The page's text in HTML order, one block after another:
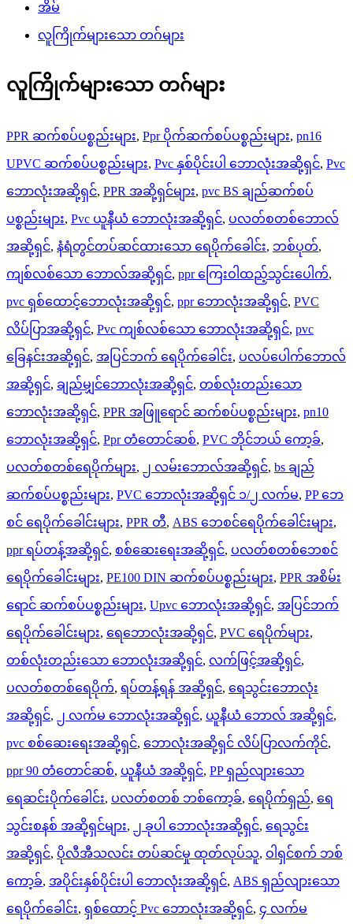
အိမ်
လူကြိုက်များသော တဂ်များ
လူကြိုက်များသော တဂ်များ
PPR ဆက်စပ်ပစ္စည်းများ, Ppr ပိုက်ဆက်စပ်ပစ္စည်းများ, pn16
UPVC ဆက်စပ်ပစ္စည်းများ, Pvc နှစ်ပိုင်းပါ ဘောလုံးအဆို့ရှင်, Pvc
ဘောလုံးအဆို့ရှင်, PPR အဆို့ရှင်များ, pvc BS ချည်ဆက်စပ်
ပစ္စည်းများ, Pvc ယူနီယံ ဘောလုံးအဆို့ရှင်, ပလတ်စတစ်ဘောလ်
အဆို့ရှင်, နံရံတွင်တပ်ဆင်ထားသော ရေပိုက်ခေါင်း, ဘစ်ပုတ်,
ကျစ်လစ်သော ဘောလ်အဆို့ရှင်, ppr ကြေးဝါထည့်သွင်းပေါက်,
pvc ရှစ်ထောင့်ဘောလုံးအဆို့ရှင်, ppr ဘောလုံးအဆို့ရှင်, PVC
လိပ်ပြာအဆို့ရှင်, Pvc ကျစ်လစ်သော ဘောလုံးအဆို့ရှင်, pvc
ခြေနင်းအဆို့ရှင်, အပြင်ဘက် ရေပိုက်ခေါင်း, ပလပ်ပေါက်ဘောလ်
အဆို့ရှင်, ချည်မျှင်ဘောလုံးအဆို့ရှင်, တစ်လုံးတည်းသော
ဘောလုံးအဆို့ရှင်, PPR အဖြူရောင် ဆက်စပ်ပစ္စည်းများ, pn10
ဘောလုံးအဆို့ရှင်, Ppr တံတောင်ဆစ်, PVC ဘိုင်ဘယ် ကော့ခ်,
ပလတ်စတစ်ရေပိုက်များ, ၂ လမ်းဘောလ်အဆို့ရှင်, bs ချည်
ဆက်စပ်ပစ္စည်းများ, PVC ဘောလုံးအဆို့ရှင် ၁/၂ လက်မ, PP ဘေ
စင် ရေပိုက်ခေါင်းများ, PPR တီ, ABS ဘေစင်ရေပိုက်ခေါင်းများ,
ppr ရပ်တန့်အဆို့ရှင်, စစ်ဆေးရေးအဆို့ရှင်, ပလတ်စတစ်ဘေစင်
ရေပိုက်ခေါင်းများ, PE100 DIN ဆက်စပ်ပစ္စည်းများ, PPR အစိမ်း
ရောင် ဆက်စပ်ပစ္စည်းများ, Upvc ဘောလုံးအဆို့ရှင်, အပြင်ဘက်
ရေပိုက်ခေါင်းများ, ရေဘောလုံးအဆို့ရှင်, PVC ရေပိုက်များ,
တစ်လုံးတည်းသော ဘောလုံးအဆို့ရှင်, လက်ဖြင့်အဆို့ရှင်,
ပလတ်စတစ်ရေပိုက်, ရပ်တန့်ရန် အဆို့ရှင်, ရေသွင်းဘောလုံး
အဆို့ရှင်, ၂ လက်မ ဘောလုံးအဆို့ရှင်, ယူနီယံ ဘောလ် အဆို့ရှင်,
pvc စစ်ဆေးရေးအဆို့ရှင်, ဘောလုံးအဆို့ရှင် လိပ်ပြာလက်ကိုင်,
ppr 90 တံတောင်ဆစ်, ယူနီယံ အဆို့ရှင်, PP ရှည်လျားသော
ရေဆင်းပိုက်ခေါင်း, ပလတ်စတစ် ဘစ်ကော့ခ်, ရေပိုက်ရှည်, ရေ
သွင်းစနစ် အဆို့ရှင်များ, ၂ ခုပါ ဘောလုံးအဆို့ရှင်, ရေသွင်း
အဆို့ရှင်, ပိုလီအီသလင်း တပ်ဆင်မှု ထုတ်လုပ်သူ, ဝါရှင်စက် ဘစ်
ကော့ခ်, အပိုင်းနှစ်ပိုင်းပါ ဘောလုံးအဆို့ရှင်, ABS ရှည်လျားသော
ရေပိုက်ခေါင်း, ရှစ်ထောင့် Pvc ဘောလုံးအဆို့ရှင်, ၄ လက်မ